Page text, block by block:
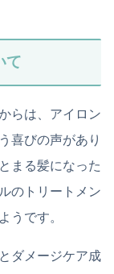
て
らは、アイロン
喜びの声があり
まる髪になった
のトリートメン
うです。
ダメージケア成